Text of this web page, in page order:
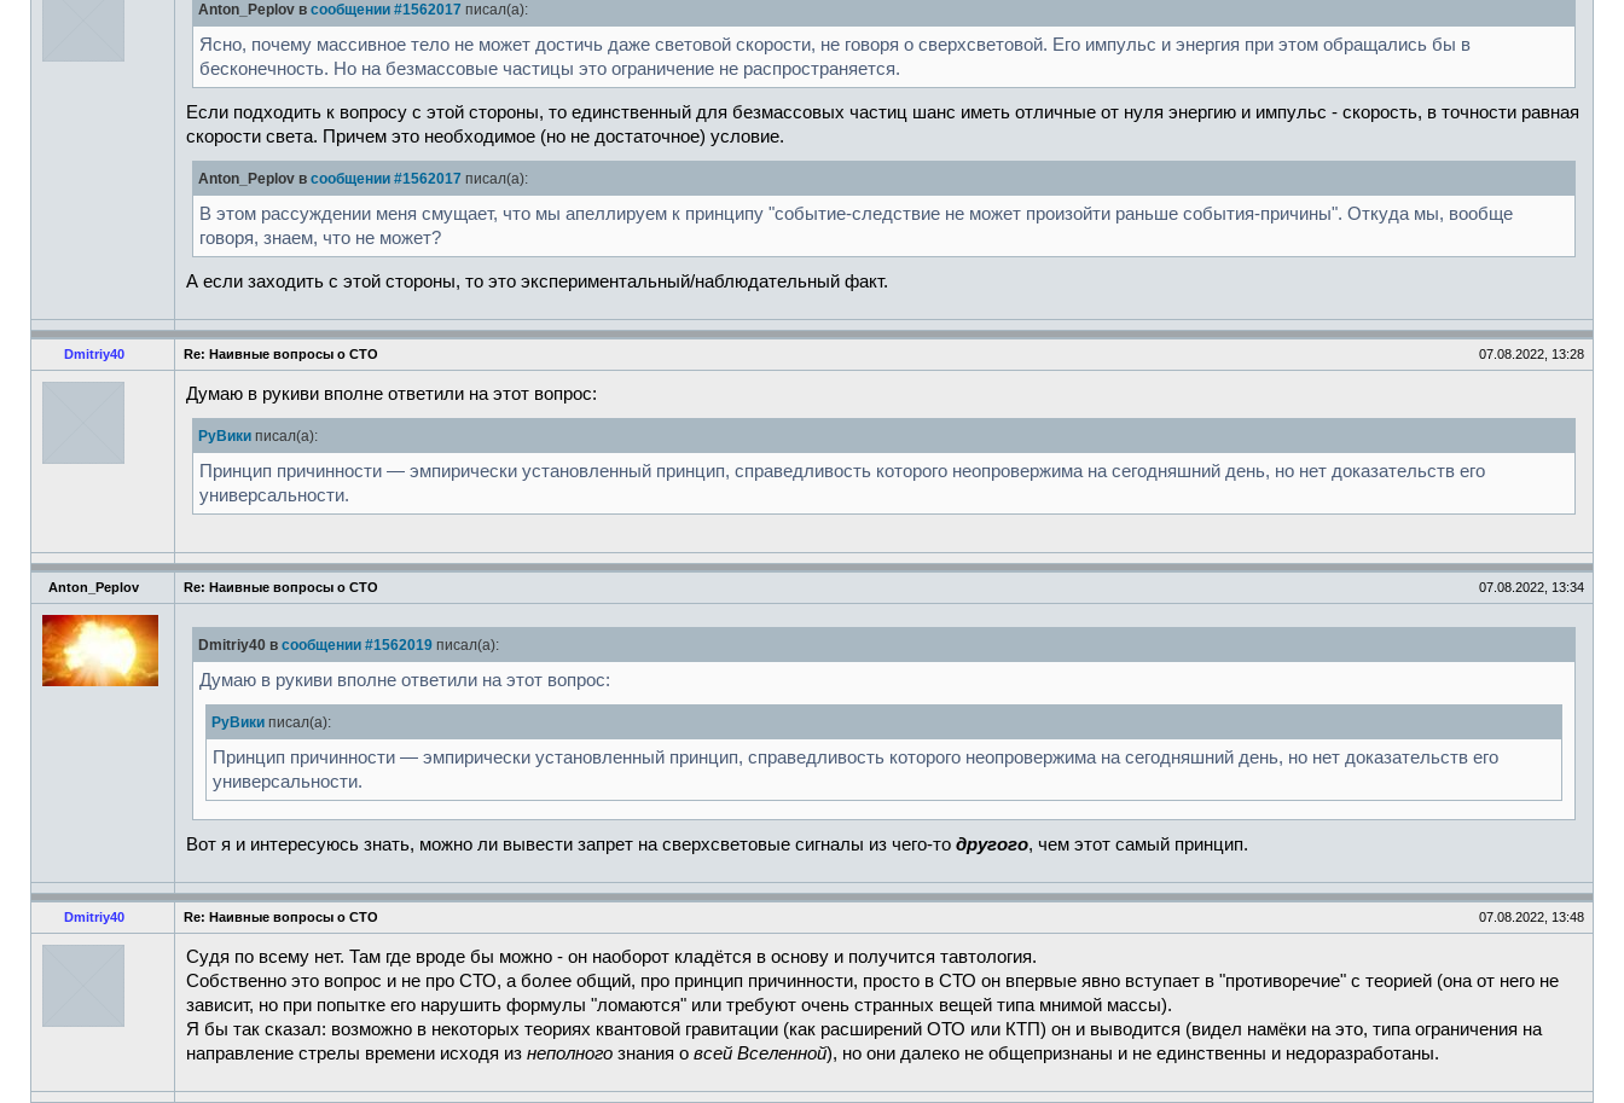
Anton_Peplov в сообщении #1562017 писал(а):
Ясно, почему массивное тело не может достичь даже световой скорости, не говоря о сверхсветовой. Его импульс и энергия при этом обращались бы в
бесконечность. Но на безмассовые частицы это ограничение не распространяется.
Если подходить к вопросу с этой стороны, то единственный для безмассовых частиц шанс иметь отличные от нуля энергию и импульс - скорость, в точности равная
скорости света. Причем это необходимое (но не достаточное) условие.
Anton_Peplov в сообщении #1562017 писал(а):
В этом рассуждении меня смущает, что мы апеллируем к принципу "событие-следствие не может произойти раньше события-причины". Откуда мы, вообще
говоря, знаем, что не может?
А если заходить с этой стороны, то это экспериментальный/наблюдательный факт.
Dmitriy40 Re: Наивные вопросы о СТО 07.08.2022, 13:28
Думаю в рукиви вполне ответили на этот вопрос:
РуВики писал(а):
Принцип причинности — эмпирически установленный принцип, справедливость которого неопровержима на сегодняшний день, но нет доказательств его
универсальности.
Anton_Peplov Re: Наивные вопросы о СТО 07.08.2022, 13:34
Dmitriy40 в сообщении #1562019 писал(а):
Думаю в рукиви вполне ответили на этот вопрос:
РуВики писал(а):
Принцип причинности — эмпирически установленный принцип, справедливость которого неопровержима на сегодняшний день, но нет доказательств его
универсальности.
Вот я и интересуюсь знать, можно ли вывести запрет на сверхсветовые сигналы из чего-то другого, чем этот самый принцип.
Dmitriy40 Re: Наивные вопросы о СТО 07.08.2022, 13:48
Судя по всему нет. Там где вроде бы можно - он наоборот кладётся в основу и получится тавтология.
Собственно это вопрос и не про СТО, а более общий, про принцип причинности, просто в СТО он впервые явно вступает в "противоречие" с теорией (она от него не
зависит, но при попытке его нарушить формулы "ломаются" или требуют очень странных вещей типа мнимой массы).
Я бы так сказал: возможно в некоторых теориях квантовой гравитации (как расширений ОТО или КТП) он и выводится (видел намёки на это, типа ограничения на
направление стрелы времени исходя из неполного знания о всей Вселенной), но они далеко не общепризнаны и не единственны и недоразработаны.